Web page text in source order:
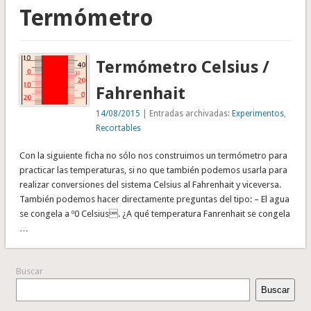
Termómetro
Termómetro Celsius /
Fahrenhait
14/08/2015 | Entradas archivadas:Experimentos
Recortables
Con la siguiente ficha no sólo nos construimos un termómetro para
practicar las temperaturas, si no que también podemos usarla para
realizar conversiones del sistema Celsius al Fahrenhait y viceversa.
También podemos hacer directamente preguntas del tipo: – El agua
se congela a º0 Celsius. ¿A qué temperatura Fanrenhait se congela
…
Buscar
Buscar